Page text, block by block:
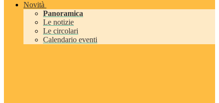
Novità
Panoramica
Le notizie
Le circolari
Calendario eventi